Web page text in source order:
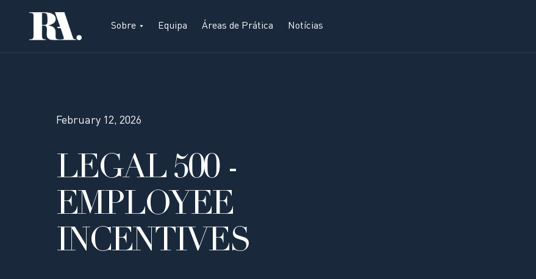
Sobre Equipa Áreas de Prática Notícias
February 12, 2026
LEGAL 500 -
EMPLOYEE
INCENTIVES